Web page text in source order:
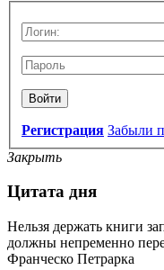
Войти
Регистрация Забыли
Закрыть
Цитата дня
Нельзя держать книги
должны непременно
Франческо Петрарка